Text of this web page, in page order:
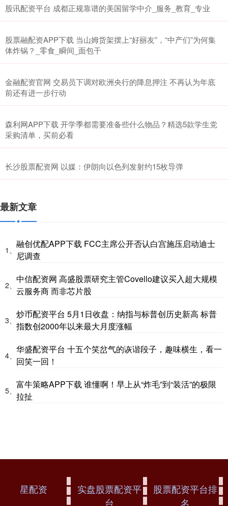
股讯配资平台 成都正规靠谱的美国留学中介_服务_教育_专业
股票融配资APP下载 当山姆货架摆上“好丽友”，“中产们”为何集
体炸锅？_零食_瞬间_面包干
金融配资官网 交易员下调对欧洲央行的降息押注 不再认为年底
前还有进一步行动
森利网APP下载 开学季都需要准备些什么物品？精选5款学生党
采购清单，买前必看
长沙股票配资网 以媒：伊朗向以色列发射约15枚导弹
最新文章
1、
融创优配APP下载 FCC主席公开否认白宫施压启动迪士
尼调查
2、
中信配资网 高盛股票研究主管Covello建议买入超大规模
云服务商 而非芯片股
3、
炒币配资平台 5月1日收盘：纳指与标普创历史新高 标普
指数创2000年以来最大月度涨幅
4、
华盛配资平台 十五个笑岔气的诙谐段子，趣味横生，看一
回笑一回！
5、
富牛策略APP下载 谁懂啊！早上从“炸毛”到“装活”的极限
拉扯
星配资
实盘股票配资平
台
股票配资平台排
名